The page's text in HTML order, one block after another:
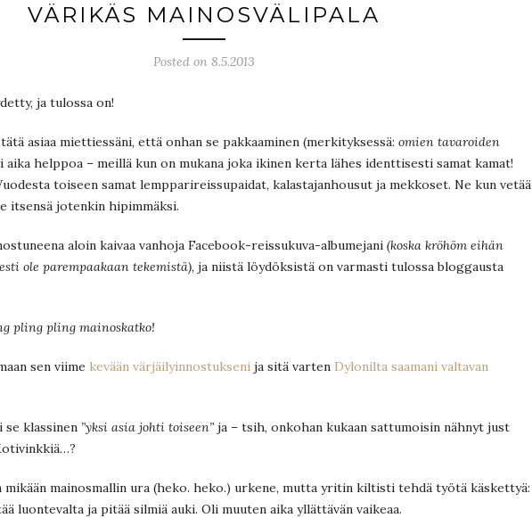
VÄRIKÄS MAINOSVÄLIPALA
Posted on 8.5.2013
ja tulossa on!
asiaa miettiessäni, että onhan se pakkaaminen (merkityksessä: omien tavaroiden
helppoa – meillä kun on mukana joka ikinen kerta lähes identtisesti samat kamat!
toiseen samat lempparireissupaidat, kalastajanhousut ja mekkoset. Ne kun vetää
itsensä jotenkin hipimmäksi.
aloin kaivaa vanhoja Facebook-reissukuva-albumejani (koska kröhöm eihän
ole parempaakaan tekemistä), ja niistä löydöksistä on varmasti tulossa bloggausta
pling pling mainoskatko!
sen viime kevään värjäilyinnostukseni ja sitä varten Dylonilta saamani valtavan
klassinen ”yksi asia johti toiseen” ja – tsih, onkohan kukaan sattumoisin nähnyt just
mikään mainosmallin ura (heko. heko.) urkene, mutta yritin kiltisti tehdä työtä käskettyä:
luontevalta ja pitää silmiä auki. Oli muuten aika yllättävän vaikeaa.